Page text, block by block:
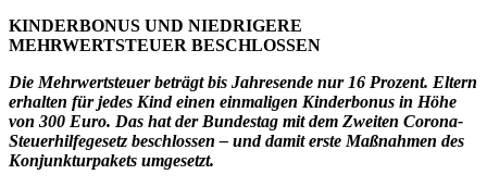
KINDERBONUS UND NIEDRIGERE
MEHRWERTSTEUER BESCHLOSSEN
Die Mehrwertsteuer beträgt bis Jahresende nur 16 Prozent. Eltern
erhalten für jedes Kind einen einmaligen Kinderbonus in Höhe
von 300 Euro. Das hat der Bundestag mit dem Zweiten Corona-
Steuerhilfegesetz beschlossen – und damit erste Maßnahmen des
Konjunkturpakets umgesetzt.